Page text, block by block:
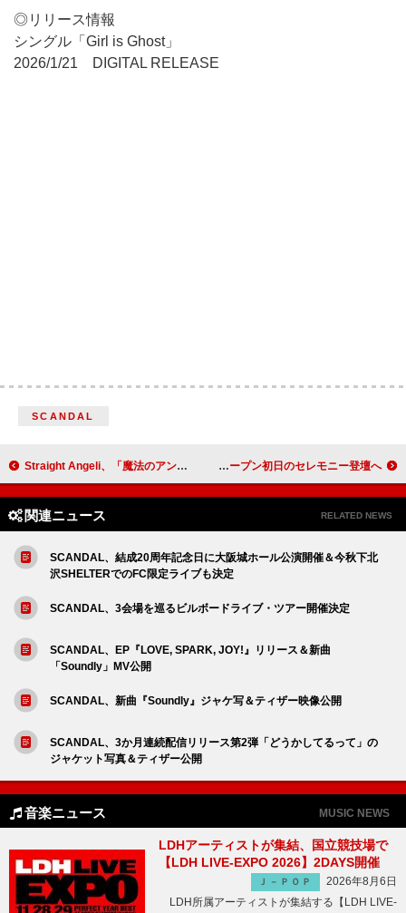
◎リリース情報
シングル「Girl is Ghost」
2026/1/21 DIGITAL RELEASE
SCANDAL
Straight Angeli、「魔法のアンブレラ」を2/10にリリース＆ドラマ『ゆかりくんはギャップがずるい』エンディング主題歌に決定 長尾謙杜（なにわ男子）が「太秦映画村」アンバサダーに就任、オープン初日のセレモニー登壇へ
関連ニュース RELATED NEWS
SCANDAL、結成20周年記念日に大阪城ホール公演開催＆今秋下北
沢SHELTERでのFC限定ライブも決定
SCANDAL、3会場を巡るビルボードライブ・ツアー開催決定
SCANDAL、EP『LOVE, SPARK, JOY!』リリース＆新曲
「Soundly」MV公開
SCANDAL、新曲『Soundly』ジャケ写＆ティザー映像公開
SCANDAL、3か月連続配信リリース第2弾「どうかしてるって」の
ジャケット写真＆ティザー公開
音楽ニュース MUSIC NEWS
LDHアーティストが集結、国立競技場で
【LDH LIVE-EXPO 2026】2DAYS開催
Ｊ－ＰＯＰ
2026年8月6日
LDH所属アーティストが集結する【LDH LIVE-